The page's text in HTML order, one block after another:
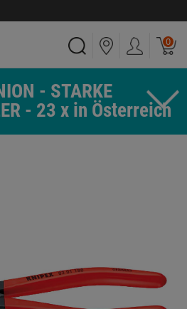
0
- STARKE
- 23 x in Österreich